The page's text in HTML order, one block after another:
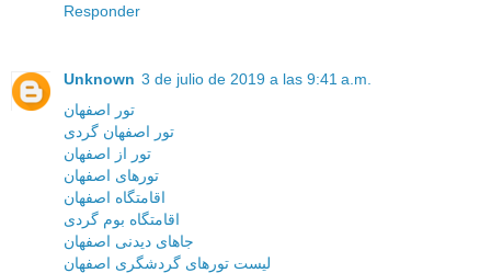
Responder
Unknown 3 de julio de 2019 a las 9:41 a.m.
تور اصفهان
تور اصفهان گردی
تور از اصفهان
تورهای اصفهان
اقامتگاه اصفهان
اقامتگاه بوم گردی
جاهای دیدنی اصفهان
لیست تورهای گردشگری اصفهان